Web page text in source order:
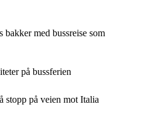
med bussreise som
på bussferien
stopp på veien mot Italia